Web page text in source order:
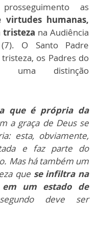
as
virtudes humanas,
tristeza na Audiência
O Santo Padre
os Padres do
uma distinção
que é própria da
a graça de Deus se
esta, obviamente,
e faz parte do
Mas há também um
que se infiltra na
um estado de
deve ser